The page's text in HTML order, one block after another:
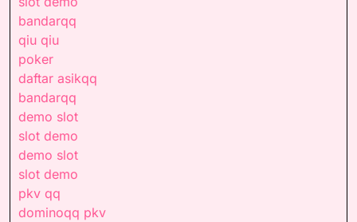
bandarqq
qiu qiu
poker
daftar asikqq
bandarqq
demo slot
slot demo
demo slot
slot demo
pkv qq
dominoqq pkv